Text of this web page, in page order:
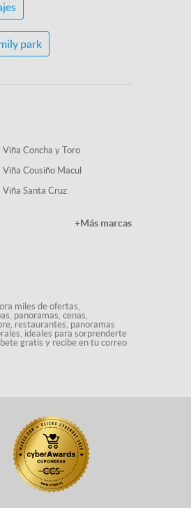
park
Viña Concha y Toro
Viña Cousiño Macul
Viña Santa Cruz
+Más marcas
miles de ofertas,
panoramas, cenas,
restaurantes, panoramas
ideales para sorprenderte
gratis y recibe en tu correo